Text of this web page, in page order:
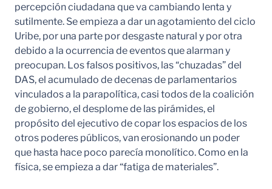
percepción ciudadana que va cambiando lenta y
sutilmente. Se empieza a dar un agotamiento del ciclo
Uribe, por una parte por desgaste natural y por otra
debido a la ocurrencia de eventos que alarman y
preocupan. Los falsos positivos, las “chuzadas” del
DAS, el acumulado de decenas de parlamentarios
vinculados a la parapolítica, casi todos de la coalición
de gobierno, el desplome de las pirámides, el
propósito del ejecutivo de copar los espacios de los
otros poderes públicos, van erosionando un poder
que hasta hace poco parecía monolítico. Como en la
física, se empieza a dar “fatiga de materiales”.